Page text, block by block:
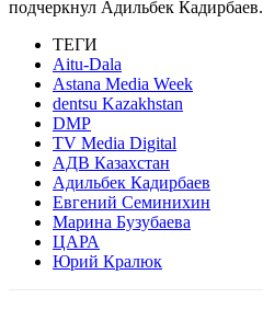
подчеркнул Адильбек Кадирбаев.
ТЕГИ
Aitu-Dala
Astanа Media Week
dentsu Kazakhstan
DMP
TV Media Digital
АДВ Казахстан
Адильбек Кадирбаев
Евгений Семинихин
Марина Бузубаева
ЦАРА
Юрий Кралюк